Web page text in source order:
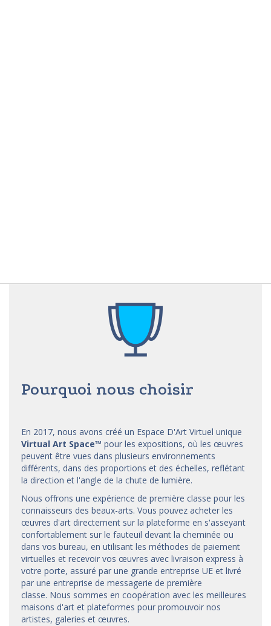
Pourquoi nous choisir
En 2017, nous avons créé un Espace D'Art Virtuel unique
Virtual Art Space™ pour les expositions, où les œuvres
peuvent être vues dans plusieurs environnements
différents, dans des proportions et des échelles, reflétant
la direction et l'angle de la chute de lumière.
Nous offrons une expérience de première classe pour les
connaisseurs des beaux-arts. Vous pouvez acheter les
œuvres d'art directement sur la plateforme en s'asseyant
confortablement sur le fauteuil devant la cheminée ou
dans vos bureau, en utilisant les méthodes de paiement
virtuelles et recevoir vos œuvres avec livraison express à
votre porte, assuré par une grande entreprise UE et livré
par une entreprise de messagerie de première
classe. Nous sommes en coopération avec les meilleures
maisons d'art et plateformes pour promouvoir nos
artistes, galeries et œuvres.